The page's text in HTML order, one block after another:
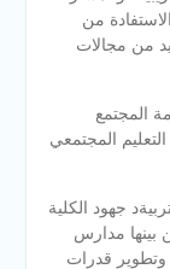
من
من مجالات
المجتمع
المجتمعي
جهود الكلية
بينها مدارس
وتطوير قدرات